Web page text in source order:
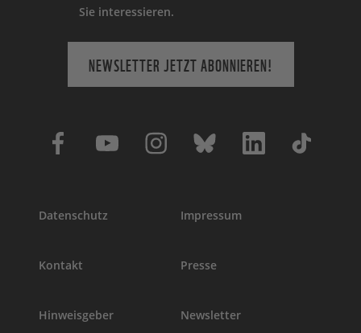
Sie interessieren.
NEWSLETTER JETZT ABONNIEREN!
Datenschutz Impressum
Kontakt Presse
Hinweisgeber Newsletter